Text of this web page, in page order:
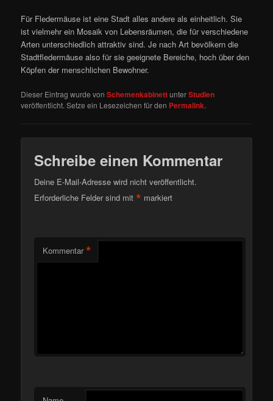
Für Fledermäuse ist eine Stadt alles andere als einheitlich. Sie
ist vielmehr ein Mosaik von Lebensräumen, die für verschiedene
Arten unterschiedlich attraktiv sind. Je nach Art bevölkern die
Stadtfledermäuse also für sie geeignete Bereiche, hoch über den
Köpfen der menschlichen Bewohner.
Dieser Eintrag wurde vonSchemenkabinettunterStudien
veröffentlicht. Setze ein Lesezeichen für den Permalink.
Schreibe einen Kommentar
Deine E-Mail-Adresse wird nicht veröffentlicht.
Erforderliche Felder sind mit* markiert
Kommentar *